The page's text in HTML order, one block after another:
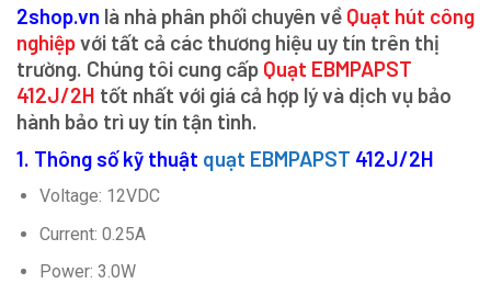
2shop.vn là nhà phân phối chuyên về Quạt hút công
nghiệpvới tất cả các thương hiệu uy tín trên thị
trường. Chúng tôi cung cấp Quạt EBMPAPST
412J/2H tốt nhất với giá cả hợp lý và dịch vụ bảo
hành bảo trì uy tín tận tình.
1. Thông số kỹ thuật quạt EBMPAPST 412J/2H
Voltage: 12VDC
Current: 0.25A
Power: 3.0W